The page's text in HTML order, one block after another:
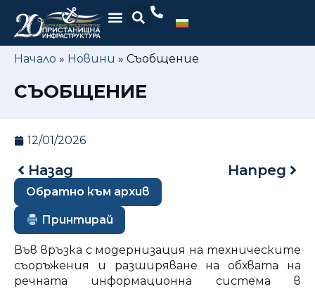
Начало » Новини » Съобщение
СЪОБЩЕНИЕ
12/01/2026
Назад Напред
Обратно към архив
Принтирай
Във връзка с модернизация на техническите
съоръжения и разширяване на обхвата на
речната информационна система в